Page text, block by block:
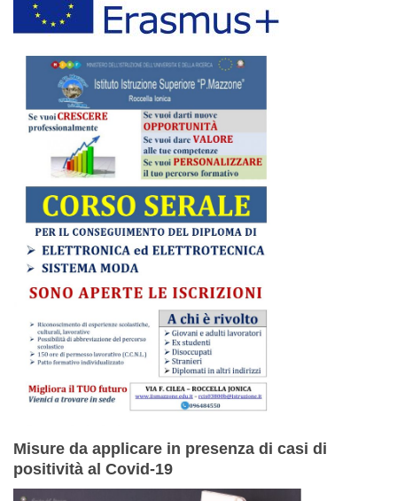
Misure da applicare in presenza di casi di
positività al Covid-19